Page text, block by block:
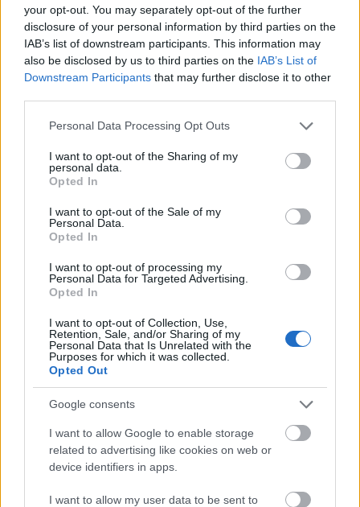
your opt-out. You may separately opt-out of the further
disclosure of your personal information by third parties on the
IAB’s list of downstream participants. This information may
also be disclosed by us to third parties on the IAB’s List of
Downstream Participants that may further disclose it to other
Please note that this website/app uses one or more Google
not limited to your visit or usage behaviour. You may click to
grant or deny consent to Google and its third-party tags to
use your data for below specified purposes in below Google
consent section.
Personal Data Processing Opt Outs
I want to opt-out of the Sharing of my
personal data.
Opted In
I want to opt-out of the Sale of my
Personal Data.
Opted In
I want to opt-out of processing my
Personal Data for Targeted Advertising.
Opted In
I want to opt-out of Collection, Use,
Retention, Sale, and/or Sharing of my
Personal Data that Is Unrelated with the
Purposes for which it was collected.
Opted Out
Google consents
I want to allow Google to enable storage
related to advertising like cookies on web or
device identifiers in apps.
I want to allow my user data to be sent to
Veréb Tamása legifjabb Rómeó, 19 évesen,
októberben kapta meg a főszerepet, és elárulta,
hogy soha nem izgult még ennyire."A délelőtti
színpadon, ismét kitört rajtam a lámpaláz. Életreszóló
felvonást néztem Dolhai Attilával, Bereczki Zoltánnal és
a régiekkel a kulisszából, el sem akartam hinni, hogy mi